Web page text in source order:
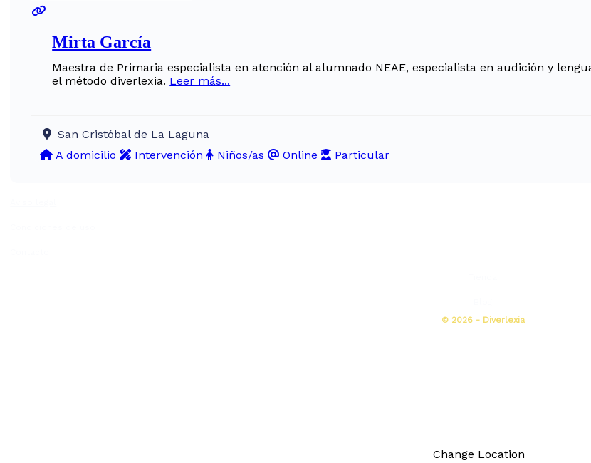
Mirta García
Maestra de Primaria especialista en atención al alumnado NEAE, especialista en audición y
el método diverlexia. Leer más...
San Cristóbal de La Laguna
A domicilio
Intervención Niños/as Online Particular
© 2026 - Diverlexia
Change Location